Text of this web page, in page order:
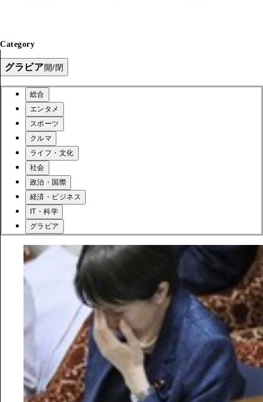
Category
グラビア開/閉
総合
エンタメ
スポーツ
クルマ
ライフ・文化
社会
政治・国際
経済・ビジネス
IT・科学
グラビア